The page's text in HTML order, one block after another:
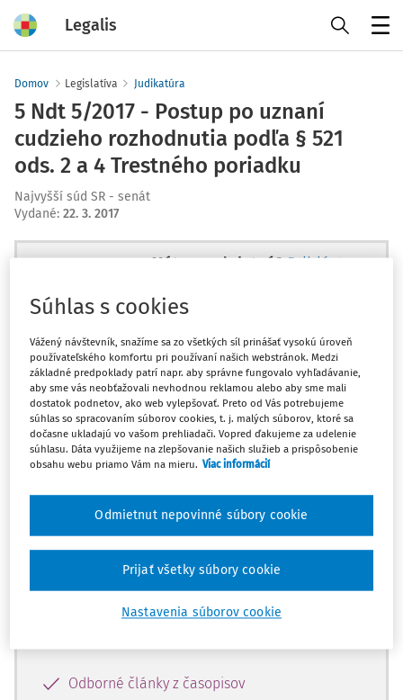
Legalis
Domov Legislatíva Judikatúra
5 Ndt 5/2017 - Postup po uznaní
cudzieho rozhodnutia podľa § 521
ods. 2 a 4 Trestného poriadku
Najvyšší súd SR - senát
Vydané: 22. 3. 2017
Máte predplatné? Prihláste sa
Ups, zatiaľ ste si prečítali len
začiatok...
Celý odborný obsah z tejto oblasti je
dostupný predplatiteľom portálu.
Odomknite si prístup k odbornému
obsahu a získajte prístup na 10 dní
zdarma, stačí sa len zaregistrovať.
Vďaka registrácii získate prístup aj k
Odborné články z časopisov
Súhlas s cookies
Vážený návštevník, snažíme sa zo všetkých síl prinášať vysokú úroveň
používateľského komfortu pri používaní našich webstránok. Medzi
základné predpoklady patrí napr. aby správne fungovalo vyhľadávanie,
aby sme vás neobťažovali nevhodnou reklamou alebo aby sme mali
dostatok podnetov, ako web vylepšovať. Preto od Vás potrebujeme
súhlas so spracovaním súborov cookies, t. j. malých súborov, ktoré sa
dočasne ukladajú vo vašom prehliadači. Vopred ďakujeme za udelenie
súhlasu. Dáta využijeme na zlepšovanie našich služieb a prispôsobenie
obsahu webu priamo Vám na mieru. Viac informácií
Nastavenia súborov cookie
Odmietnut nepovinné súbory cookie
Prijať všetky súbory cookie